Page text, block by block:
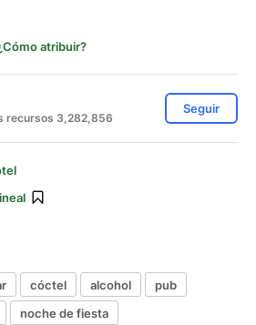
atribuir?
recursos 3,282,856
Seguir
cóctel alcohol
pub
noche de fiesta